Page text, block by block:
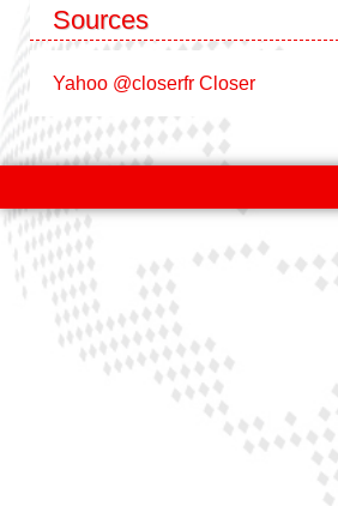
Sources
Yahoo @closerfr Closer